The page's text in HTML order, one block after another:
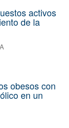
activos
de la
obesos con
en un